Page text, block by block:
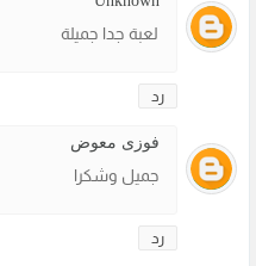
لعبة جدا جميلة
رد
فوزى معوض
جميل وشكرا
رد